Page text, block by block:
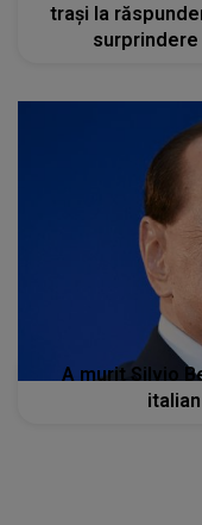
trași la
A murit Silvio